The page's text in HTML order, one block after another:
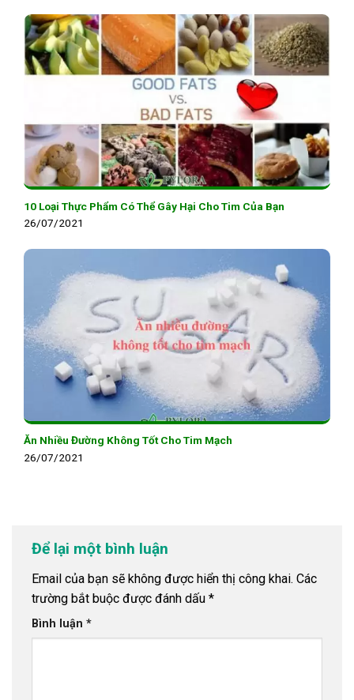
10 Loại Thực Phẩm Có Thể Gây Hại Cho Tim Của Bạn
26/07/2021
Ăn Nhiều Đường Không Tốt Cho Tim Mạch
26/07/2021
Để lại một bình luận
Email của bạn sẽ không được hiển thị công khai. Các
trường bắt buộc được đánh dấu *
Bình luận *